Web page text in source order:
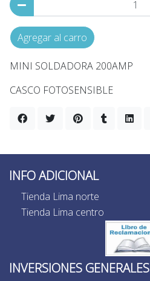
Agregar al carro
MINI SOLDADORA 200AMP
CASCO FOTOSENSIBLE
INFO ADICIONAL
Tienda Lima norte
Tienda Lima centro
INVERSIONES GENERALES